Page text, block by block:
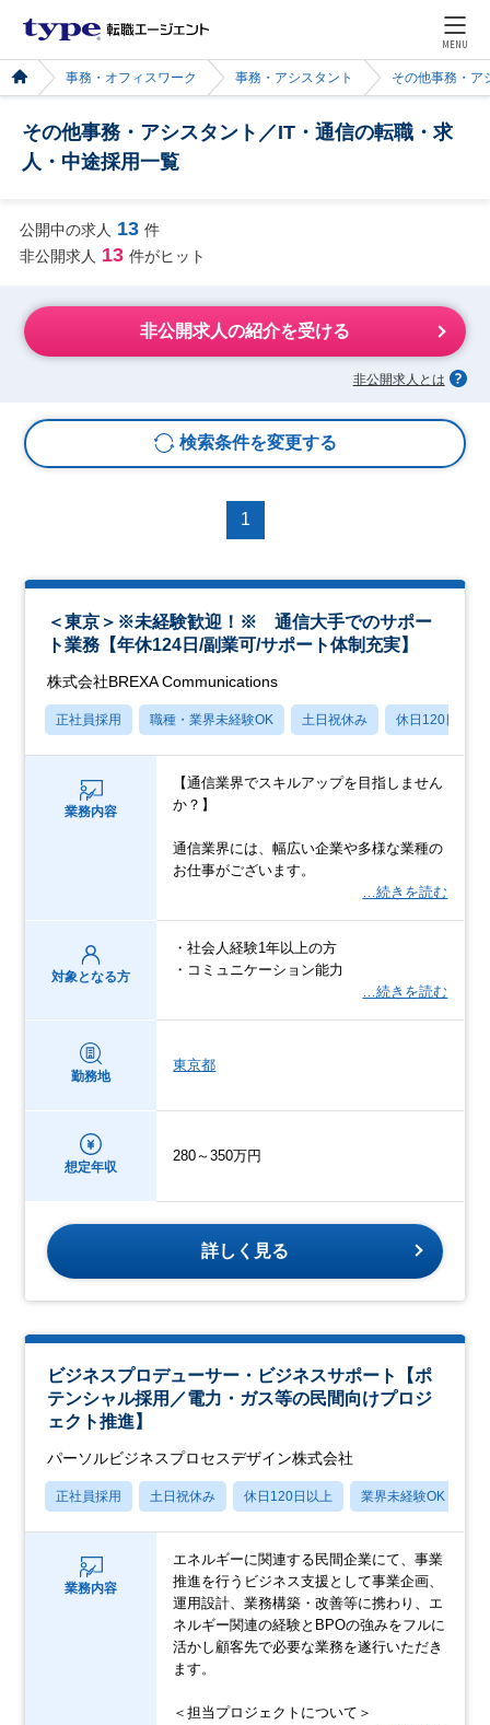
MENU
事務・オフィスワーク 事務・アシスタント その他事務・ア
その他事務・アシスタント／IT・通信の転職・求
人・中途採用一覧
公開中の求人 13 件
非公開求人 13 件がヒット
非公開求人の紹介を受ける
非公開求人とは
検索条件を変更する
1
＜東京＞※未経験歓迎！※ 通信大手でのサポー
ト業務【年休124日/副業可/サポート体制充実】
株式会社BREXA Communications
正社員採用 職種・業界未経験OK 土日祝休み 休日120日以上
業務内容
【通信業界でスキルアップを目指しません
か？】
通信業界には、幅広い企業や多様な業種の
お仕事がございます。
…続きを読む
対象となる方
・社会人経験1年以上の方
・コミュニケーション能力
…続きを読む
勤務地
東京都
想定年収
280～350万円
詳しく見る
ビジネスプロデューサー・ビジネスサポート【ポ
テンシャル採用／電力・ガス等の民間向けプロジ
ェクト推進】
パーソルビジネスプロセスデザイン株式会社
正社員採用 土日祝休み 休日120日以上 業界未経験OK
業務内容
エネルギーに関連する民間企業にて、事業
推進を行うビジネス支援として事業企画、
運用設計、業務構築・改善等に携わり、エ
ネルギー関連の経験とBPOの強みをフルに
活かし顧客先で必要な業務を遂行いただき
ます。
＜担当プロジェクトについて＞